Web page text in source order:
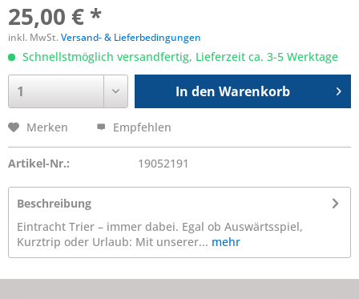
25,00 € *
inkl. MwSt.Versand- & Lieferbedingungen
Schnellstmöglich versandfertig, Lieferzeit ca. 3-5 Werktage
In den Warenkorb
Merken Empfehlen
Artikel-Nr.: 19052191
Beschreibung
Eintracht Trier – immer dabei. Egal ob Auswärtsspiel,
Kurztrip oder Urlaub: Mit unserer... mehr